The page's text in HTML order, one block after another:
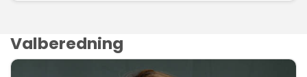
Valberedning